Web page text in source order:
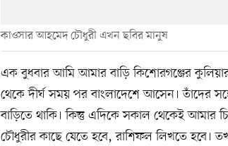
কাওসার আহমেদ চৌধুরী এখন ছবির মানুষ
এক বুধবার আমি আমার বাড়ি কিশোরগঞ্জের
থেকে দীর্ঘ সময় পর বাংলাদেশে আসেন। তাঁদের
বাড়িতে থাকি। কিন্তু এদিকে সকাল থেকেই আমার
চৌধুরীর কাছে যেতে হবে, রাশিফল লিখতে হবে।